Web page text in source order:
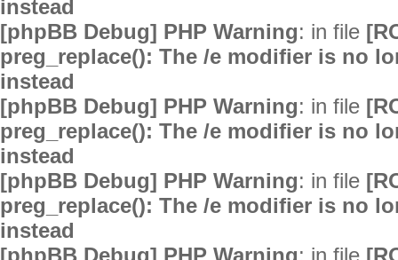
instead
[phpBB Debug] PHP Warning: in file
preg_replace(): The /e modifier is no
instead
[phpBB Debug] PHP Warning: in file
preg_replace(): The /e modifier is no
instead
[phpBB Debug] PHP Warning: in file
preg_replace(): The /e modifier is no
instead
[phpBB Debug] PHP Warning: in file